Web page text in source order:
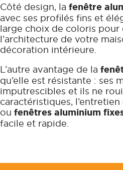
Côté design, la fenêtre
avec ses profilés fins et
large choix de coloris pour
l’architecture de votre
décoration intérieure.
L’autre avantage de la
qu’elle est résistante : ses
imputrescibles et ils ne
caractéristiques,
ou fenêtres aluminium
facile et rapide.